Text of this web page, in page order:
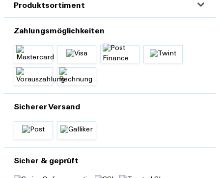
Produktsortiment
Zahlungsmöglichkeiten
Sicherer Versand
Sicher & geprüft